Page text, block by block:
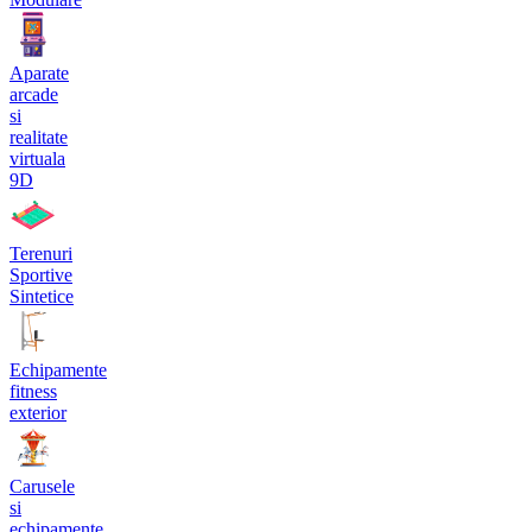
Aparate
arcade
si
realitate
virtuala
9D
Terenuri
Sportive
Sintetice
Echipamente
fitness
exterior
Carusele
si